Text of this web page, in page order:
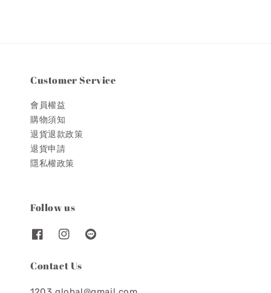
Customer Service
會員權益
購物須知
退貨退款政策
退貨申請
隱私權政策
Follow us
Contact Us